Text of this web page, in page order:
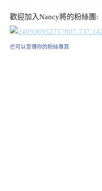
歡迎加入Nancy將的粉絲團:
也可以宣傳你的粉絲專頁